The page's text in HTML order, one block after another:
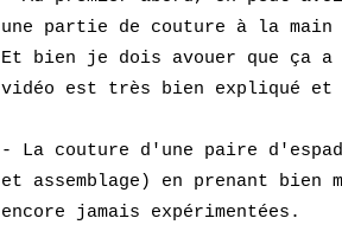
une partie de couture à la
Et bien je dois avouer que ça
vidéo est très bien expliqué et
- La couture d'une paire
et assemblage) en prenant bien
encore jamais expérimentées.